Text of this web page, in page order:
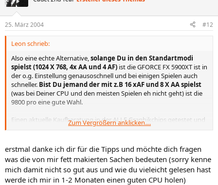
25. März 2004 #12
Leon schrieb:
Also eine echte Alternative, solange Du in den Standartmodi
spielst (1024 X 768, 4x AA und 4 AF) ist die GFORCE FX 5900XT ist in
der o.g. Einstellung genausoschnell und bei einigen Spielen auch
schneller. Bist Du jemand der mit z.B 16 xAF und 8 X AA spielst
(was bei Deiner CPU und den meisten Spielen eh nicht geht) ist die
9800 pro eine gute Wahl.
Einen aktuelle Kaufberatung in der ALLE Graphikchips getestet und
verglichen werden, findest DU in der PC Gameshardware Ausgabe
Zum Vergrößern anklicken....
erstmal danke ich dir für die Tipps und möchte dich fragen
was die von mir fett makierten Sachen bedeuten (sorry kenne
mich damit nicht so gut aus und wie du vieleicht gelesen hast
werde ich mir in 1-2 Monaten einen guten CPU holen)